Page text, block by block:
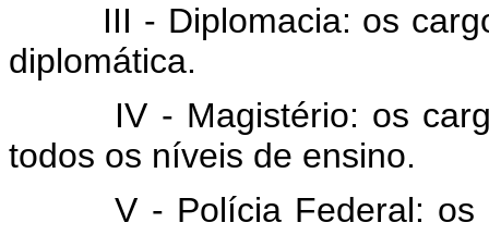
III - Diplomacia: os
diplomática.
IV - Magistério: os
todos os níveis de ensino.
V - Polícia Federal: os